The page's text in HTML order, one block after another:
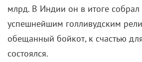
млрд. В Индии он в итоге собрал
успешнейшим голливудским
обещанный бойкот, к счастью
состоялся.